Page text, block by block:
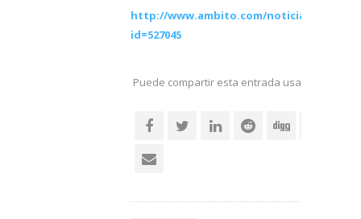
http://www.ambito.com/noticia.asp?
id=527045
Puede compartir esta entrada usando sus